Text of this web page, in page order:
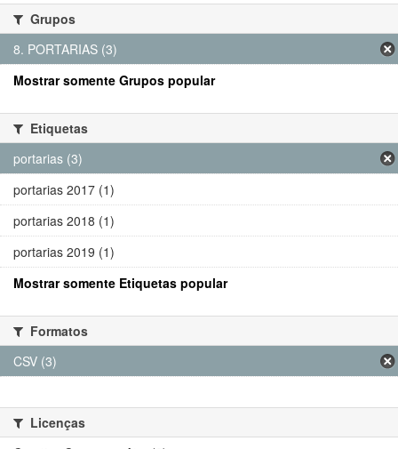
Grupos
8. PORTARIAS (3)
Mostrar somente Grupos popular
Etiquetas
portarias (3)
portarias 2017 (1)
portarias 2018 (1)
portarias 2019 (1)
Mostrar somente Etiquetas popular
Formatos
CSV (3)
Licenças